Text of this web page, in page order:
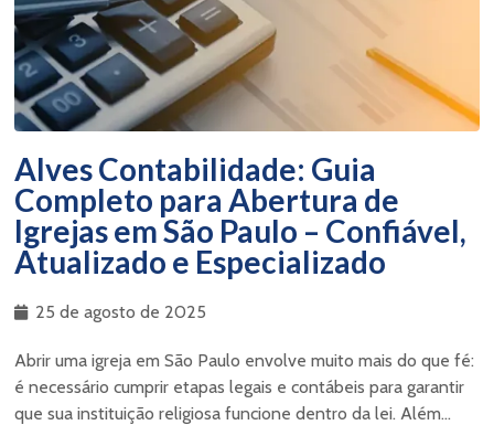
Alves Contabilidade: Guia
Completo para Abertura de
Igrejas em São Paulo – Confiável,
Atualizado e Especializado
25 de agosto de 2025
Abrir uma igreja em São Paulo envolve muito mais do que fé:
é necessário cumprir etapas legais e contábeis para garantir
que sua instituição religiosa funcione dentro da lei. Além...